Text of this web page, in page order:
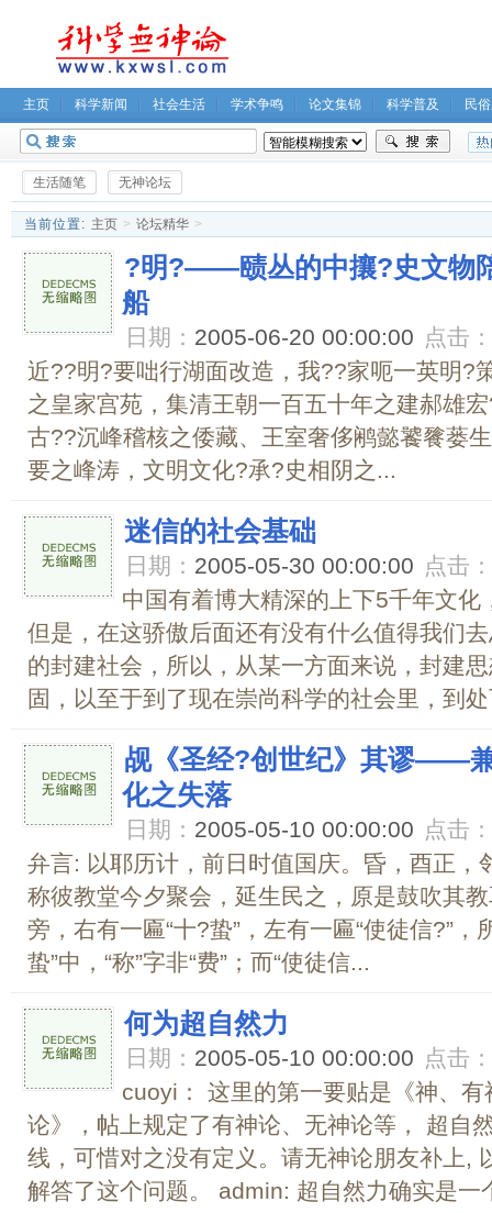
主页 科学新闻 社会生活 学术争鸣 论文集锦 科学普及 民
无神论坛
生活随笔 无神论坛
当前位置: 主页 > 论坛精华 >
?明?――赜丛的中攘?史文物
船
日期： 2005-06-20 00:00:00 点击：
近??明?要咄行湖面改造，我??家呃一英明?
之皇家宫苑，集清王朝一百五十年之建郝雄
古??沉峰稽核之倭藏、王室奢侈鹇懿饕餮蒌
要之峰涛，文明文化?承?史相阴之...
迷信的社会基础
日期： 2005-05-30 00:00:00 点击：
中国有着博大精深的上下5千年文
但是，在这骄傲后面还有没有什么值得我们
的封建社会，所以，从某一方面来说，封建
固，以至于到了现在崇尚科学的社会里，到
觇《圣经?创世纪》其谬――
化之失落
日期： 2005-05-10 00:00:00 点击：
弁言: 以耶历计，前日时值国庆。昏，酉正，
称彼教堂今夕聚会，延生民之，原是鼓吹其
旁，右有一匾“十?蛰”，左有一匾“使徒信?”，
蛰”中，“称”字非“费”；而“使徒信...
何为超自然力
日期： 2005-05-10 00:00:00 点击：
cuoyi： 这里的第一要贴是《神、
论》，帖上规定了有神论、无神论等， 超自
线，可惜对之没有定义。请无神论朋友补上,
解答了这个问题。 admin: 超自然力确实是一